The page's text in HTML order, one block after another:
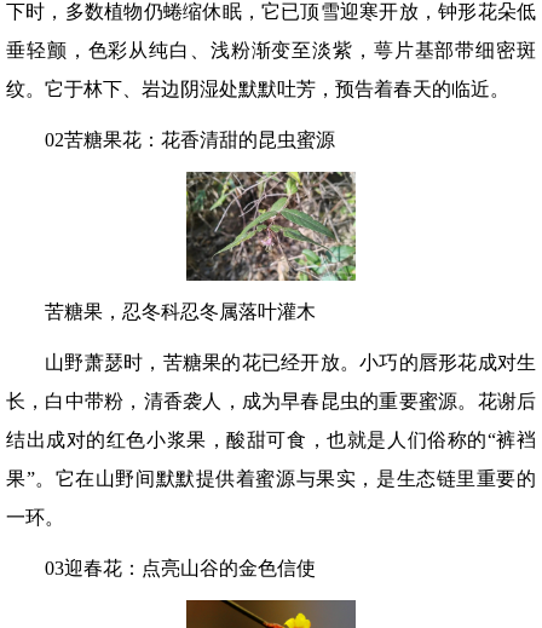
下时，多数植物仍蜷缩休眠，它已顶雪迎寒开放，钟形花朵低
垂轻颤，色彩从纯白、浅粉渐变至淡紫，萼片基部带细密斑
纹。它于林下、岩边阴湿处默默吐芳，预告着春天的临近。
02苦糖果花：花香清甜的昆虫蜜源
苦糖果，忍冬科忍冬属落叶灌木
山野萧瑟时，苦糖果的花已经开放。小巧的唇形花成对生
长，白中带粉，清香袭人，成为早春昆虫的重要蜜源。花谢后
结出成对的红色小浆果，酸甜可食，也就是人们俗称的“裤裆
果”。它在山野间默默提供着蜜源与果实，是生态链里重要的
一环。
03迎春花：点亮山谷的金色信使